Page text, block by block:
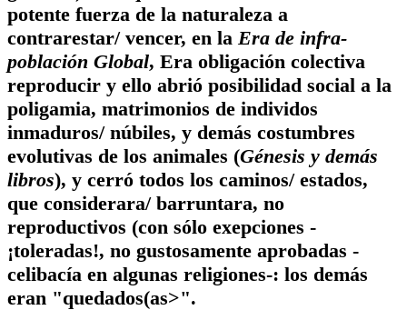
potente fuerza de la naturaleza a
contrarestar/ vencer, en la Era de infra-
población Global, Era obligación colectiva
reproducir y ello abrió posibilidad social a la
poligamia, matrimonios de individos
inmaduros/ núbiles, y demás costumbres
evolutivas de los animales (Génesis y demás
libros), y cerró todos los caminos/ estados,
que considerara/ barruntara, no
reproductivos (con sólo exepciones -
¡toleradas!, no gustosamente aprobadas -
celibacía en algunas religiones-: los demás
eran "quedados(as>".